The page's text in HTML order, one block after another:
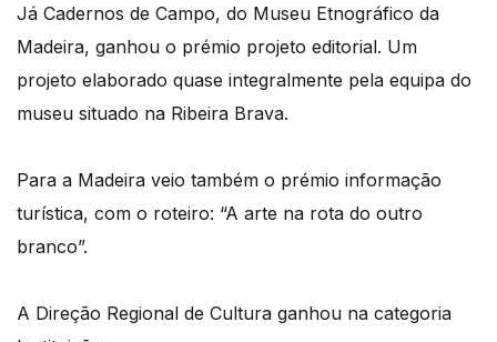
Já Cadernos de Campo, do Museu Etnográfico da
Madeira, ganhou o prémio projeto editorial. Um
projeto elaborado quase integralmente pela equipa do
museu situado na Ribeira Brava.
Para a Madeira veio também o prémio informação
turística, com o roteiro: “A arte na rota do outro
branco”.
A Direção Regional de Cultura ganhou na categoria